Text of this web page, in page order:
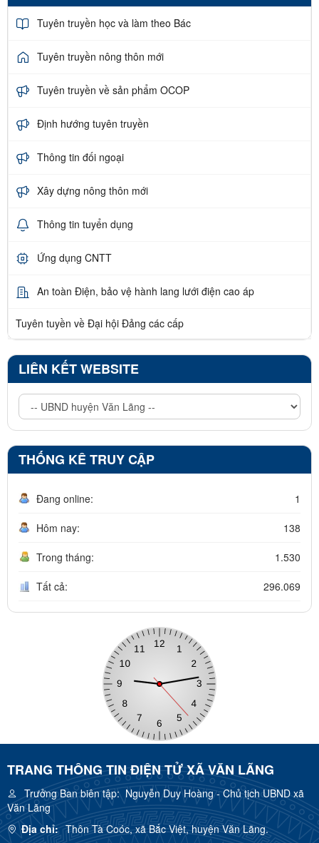
Tuyên truyền học và làm theo Bác
Tuyên truyền nông thôn mới
Tuyên truyền về sản phẩm OCOP
Định hướng tuyên truyền
Thông tin đối ngoại
Xây dựng nông thôn mới
Thông tin tuyển dụng
Ứng dụng CNTT
An toàn Điện, bảo vệ hành lang lưới điện cao áp
Tuyên tuyền về Đại hội Đảng các cấp
LIÊN KẾT WEBSITE
THỐNG KÊ TRUY CẬP
Đang online: 1
Hôm nay: 138
Trong tháng: 1.530
Tất cả: 296.069
TRANG THÔNG TIN ĐIỆN TỬ XÃ VĂN LÃNG
Trưởng Ban biên tập:Nguyễn Duy Hoàng - Chủ tịch UBND xã
Văn Lãng
Địa chỉ: Thôn Tà Coóc, xã Bắc Việt, huyện Văn Lãng.